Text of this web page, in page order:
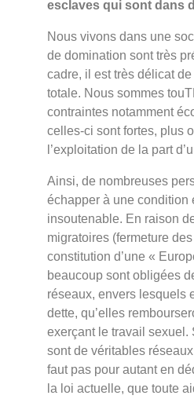
esclaves qui sont dans
Nous vivons dans une
de domination sont très
cadre, il est très délicat
totale. Nous sommes
contraintes notamment
celles-ci sont fortes, plus
l’exploitation de la part
Ainsi, de nombreuses
échapper à une condition
insoutenable. En raison
migratoires (fermeture
constitution d’une «
beaucoup sont obligées
réseaux, envers lesquels
dette, qu’elles
exerçant le travail sexuel.
sont de véritables
faut pas pour autant en
la loi actuelle, que toute